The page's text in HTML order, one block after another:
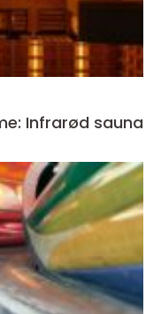
Infrarød sauna